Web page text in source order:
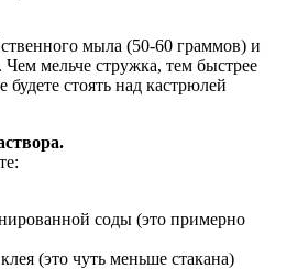
мыла (50-60 граммов) и
Чем мельче стружка, тем быстрее
стоять над кастрюлей
соды (это примерно
(это чуть меньше стакана)